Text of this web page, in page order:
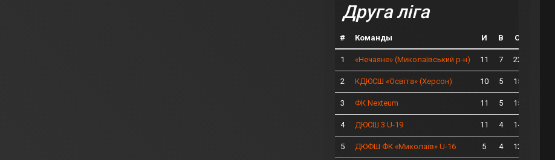
Друга ліга
# Команды И В О
1 «Нечаяне» (Миколаївський р-н) 11 7 22
2 КДЮСШ «Освіта» (Херсон) 10 5 15
3 ФК Nexteum 11 5 15
4 ДЮСШ 3 U-19 11 4 14
5 ДЮФШ ФК «Миколаїв» U-16 5 4 12